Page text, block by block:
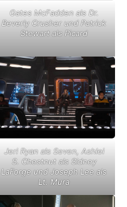
Gates McFadden als Dr.
Beverly Crusher und Patrick
Stewart als Picard
Jeri Ryan als Seven, Ashlei
S. Chestnut als Sidney
LaForge und Joseph Lee als
Lt. Mura